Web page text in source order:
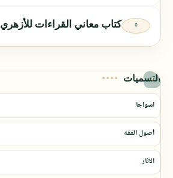
كتاب معاني القراءات للأزهري
التسميات